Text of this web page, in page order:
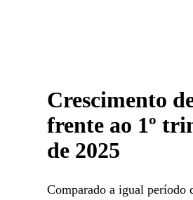
Crescimento
frente ao 1º
de 2025
Comparado a igual período